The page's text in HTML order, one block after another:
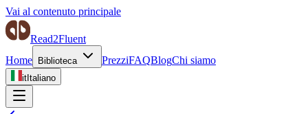
Vai al contenuto principale
Read2Fluent
Home
Biblioteca PrezziFAQBlogChi siamo
it Italiano